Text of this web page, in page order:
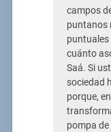
campos
puntanos
cuánto
Saá. Si
sociedad
porque,
pompa